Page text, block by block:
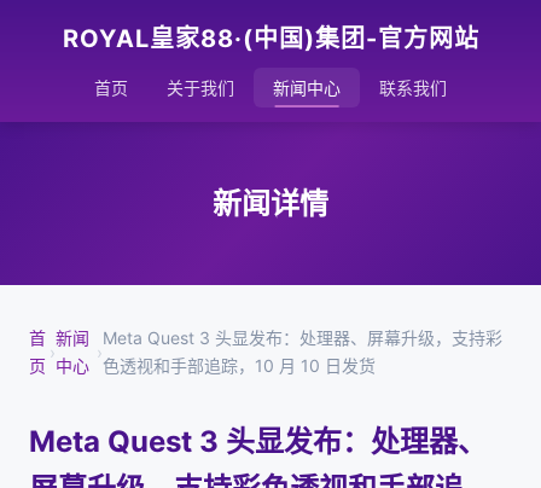
ROYAL皇家88·(中国)集团-官方网站
首页 关于我们 新闻中心 联系我们
新闻详情
首
页
›
新闻
中心
›
Meta Quest 3 头显发布：处理器、屏幕升级，支持彩
色透视和手部追踪，10 月 10 日发货
Meta Quest 3 头显发布：处理器、